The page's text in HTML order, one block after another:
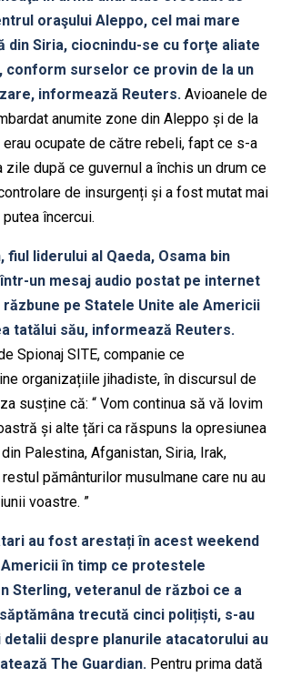
oraşului Aleppo, cel mai mare
din Siria, ciocnindu-se cu forţe aliate
conform surselor ce provin de la un
informează Reuters. Avioanele de
anumite zone din Aleppo și de la
ocupate de către rebeli, fapt ce s-a
zile după ce guvernul a închis un drum ce
de insurgenți și a fost mutat mai
încercui.
fiul liderului al Qaeda, Osama bin
un mesaj audio postat pe internet
pe Statele Unite ale Americii
tatălui său, informează Reuters.
Spionaj SITE, companie ce
organizațiile jihadiste, în discursul de
susține că: “ Vom continua să vă lovim
și alte țări ca răspuns la opresiunea
Palestina, Afganistan, Siria, Irak,
pământurilor musulmane care nu au
voastre. ”
au fost arestați în acest weekend
în timp ce protestele
Sterling, veteranul de război ce a
trecută cinci polițiști, s-au
despre planurile atacatorului au
The Guardian. Pentru prima dată